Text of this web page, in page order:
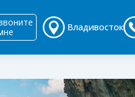
Владивосток